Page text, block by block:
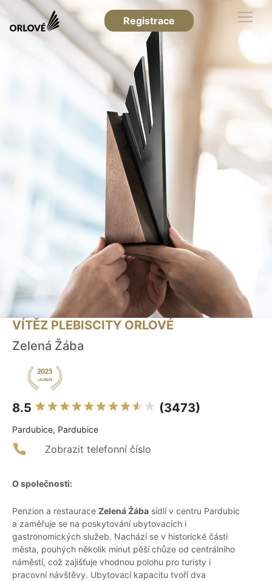
Registrace
VÍTĚZ PLEBISCITY ORLOVÉ
Zelená Žába
8.5 (3473)
Pardubice, Pardubice
Zobrazit telefonní číslo
O společnosti:
Penzion a restaurace Zelená Žába sídlí v centru Pardubic
a zaměřuje se na poskytování ubytovacích i
gastronomických služeb. Nachází se v historické části
města, pouhých několik minut pěší chůze od centrálního
náměstí, což zajišťuje vhodnou polohu pro turisty i
pracovní návštěvy. Ubytovací kapacitu tvoří dva